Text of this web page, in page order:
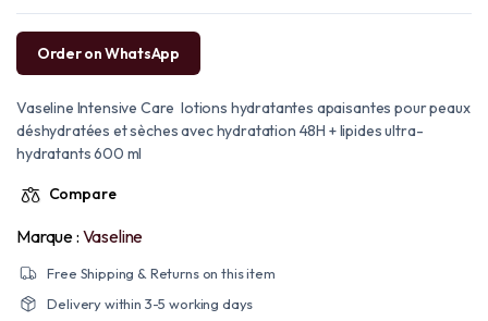
Order on WhatsApp
Vaseline Intensive Care lotions hydratantes apaisantes pour peaux
déshydratées et sèches avec hydratation 48H + lipides ultra-
hydratants 600 ml
Compare
Marque : Vaseline
Free Shipping & Returns on this item
Delivery within 3-5 working days